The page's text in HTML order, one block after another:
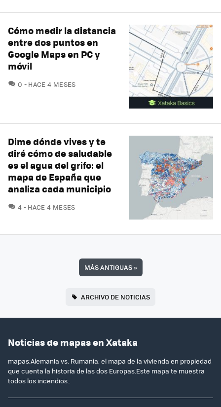
Cómo medir la distancia
entre dos puntos en
Google Maps en PC y
móvil
0 COMENTARIOS
HACE 4 MESES
Dime dónde vives y te
diré cómo de saludable
es el agua del grifo: el
mapa de España que
analiza cada municipio
4 COMENTARIOS
HACE 4 MESES
MÁS ANTIGUAS»
ARCHIVO DE NOTICIAS
Noticias de mapas en Xataka
mapas:Alemania vs. Rumanía: el mapa de la vivienda en propiedad
que cuenta la historia de las dos Europas.Este mapa te muestra
todos los incendios..